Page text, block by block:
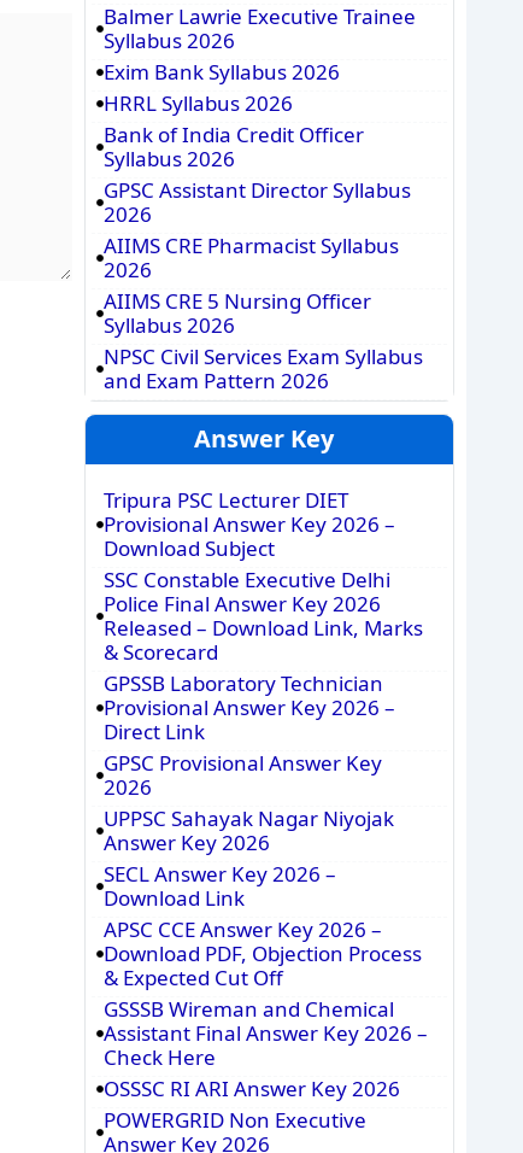
Balmer Lawrie Executive Trainee
Syllabus 2026
Exim Bank Syllabus 2026
HRRL Syllabus 2026
Bank of India Credit Officer
Syllabus 2026
GPSC Assistant Director Syllabus
2026
AIIMS CRE Pharmacist Syllabus
2026
AIIMS CRE 5 Nursing Officer
Syllabus 2026
NPSC Civil Services Exam Syllabus
and Exam Pattern 2026
Answer Key
Tripura PSC Lecturer DIET
Provisional Answer Key 2026 –
Download Subject
SSC Constable Executive Delhi
Police Final Answer Key 2026
Released – Download Link, Marks
& Scorecard
GPSSB Laboratory Technician
Provisional Answer Key 2026 –
Direct Link
GPSC Provisional Answer Key
2026
UPPSC Sahayak Nagar Niyojak
Answer Key 2026
SECL Answer Key 2026 –
Download Link
APSC CCE Answer Key 2026 –
Download PDF, Objection Process
& Expected Cut Off
GSSSB Wireman and Chemical
Assistant Final Answer Key 2026 –
Check Here
OSSSC RI ARI Answer Key 2026
POWERGRID Non Executive
Answer Key 2026